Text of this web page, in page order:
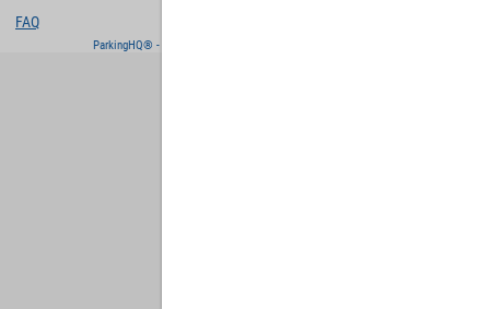
FAQ
ParkingHQ® - eine Lösung von